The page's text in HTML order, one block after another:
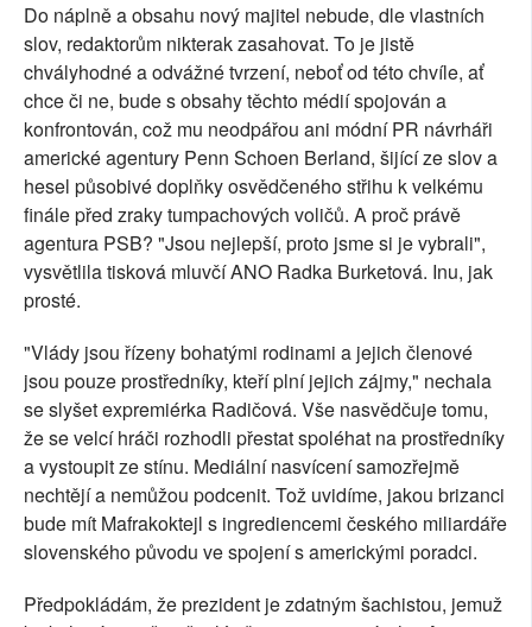
Do náplně a obsahu nový majitel nebude, dle vlastních
slov, redaktorům nikterak zasahovat. To je jistě
chvályhodné a odvážné tvrzení, neboť od této chvíle, ať
chce či ne, bude s obsahy těchto médií spojován a
konfrontován, což mu neodpářou ani módní PR návrháři
americké agentury Penn Schoen Berland, šijící ze slov a
hesel působivé doplňky osvědčeného střihu k velkému
finále před zraky tumpachových voličů. A proč právě
agentura PSB? "Jsou nejlepší, proto jsme si je vybrali",
vysvětlila tisková mluvčí ANO Radka Burketová. Inu, jak
prosté.
"Vlády jsou řízeny bohatými rodinami a jejich členové
jsou pouze prostředníky, kteří plní jejich zájmy," nechala
se slyšet expremiérka Radičová. Vše nasvědčuje tomu,
že se velcí hráči rozhodli přestat spoléhat na prostředníky
a vystoupit ze stínu. Mediální nasvícení samozřejmě
nechtějí a nemůžou podcenit. Tož uvidíme, jakou brizanci
bude mít Mafrakoktejl s ingrediencemi českého miliardáře
slovenského původu ve spojení s americkými poradci.
Předpokládám, že prezident je zdatným šachistou, jemuž